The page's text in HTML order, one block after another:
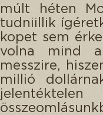
múlt héten
tudniillik
kopet sem
volna mind
messzire,
millió